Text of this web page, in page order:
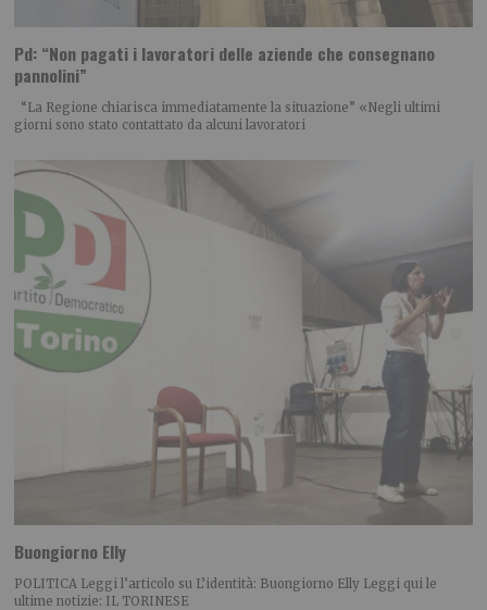
Pd: “Non pagati i lavoratori delle aziende che consegnano
pannolini”
“La Regione chiarisca immediatamente la situazione” «Negli ultimi
giorni sono stato contattato da alcuni lavoratori
Buongiorno Elly
POLITICA Leggi l’articolo su L’identità: Buongiorno Elly Leggi qui le
ultime notizie: IL TORINESE